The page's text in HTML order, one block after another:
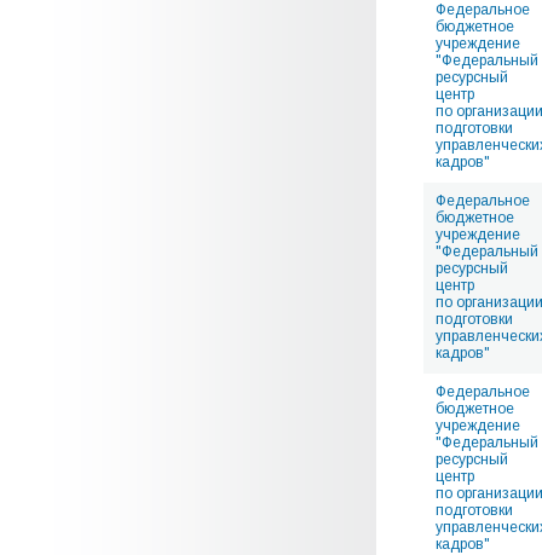
Федеральное
бюджетное
учреждение
"Федеральный
ресурсный
центр
по организации
подготовки
кадров"
Федеральное
бюджетное
учреждение
"Федеральный
ресурсный
центр
по организации
подготовки
кадров"
Федеральное
бюджетное
учреждение
"Федеральный
ресурсный
центр
по организации
подготовки
кадров"